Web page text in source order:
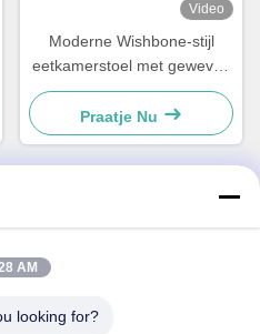
Video
Moderne Wishbone-stijl
eetkamerstoel met geweven
zitting en leren rugleuning
Praatje Nu
8, Xingqiao Straat,
AM
looking for?